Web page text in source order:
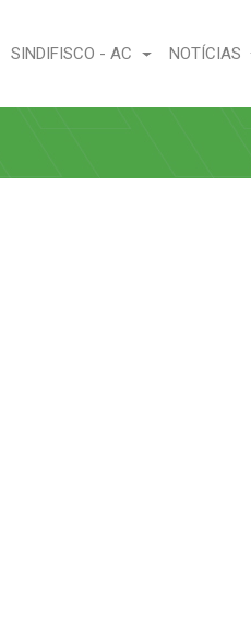
SINDIFISCO - AC NOTÍCIAS